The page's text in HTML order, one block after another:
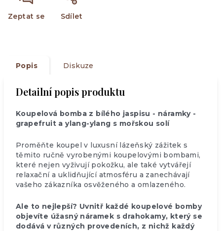
Zeptat se Sdílet
Popis Diskuze
Detailní popis produktu
Koupelová bomba z bílého jaspisu - náramky -
grapefruit a ylang-ylang s mořskou solí
Proměňte koupel v luxusní lázeňský zážitek s
těmito ručně vyrobenými koupelovými bombami,
které nejen vyživují pokožku, ale také vytvářejí
relaxační a uklidňující atmosféru a zanechávají
vašeho zákazníka osvěženého a omlazeného.
Ale to nejlepší? Uvnitř každé koupelové bomby
objevíte úžasný náramek s drahokamy, který se
dodává v různých provedeních, z nichž každý